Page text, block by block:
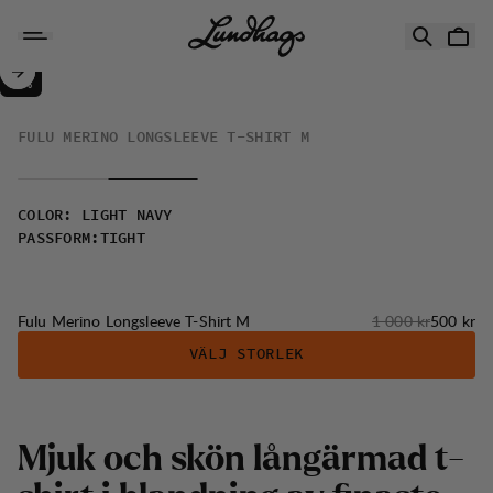
Fulu Merino Longsleeve T-Shirt M
REA:
50%
FULU MERINO LONGSLEEVE T-SHIRT M
COLOR :
LIGHT NAVY
PASSFORM : TIGHT
Fulu Merino Longsleeve T-Shirt M Originalpris:
1 000 krReapris
500 kr
VÄLJ STORLEK
Mjuk och skön långärmad t-